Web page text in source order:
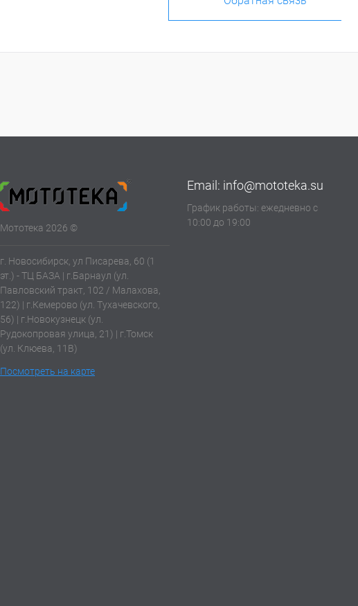
Мототека 2026 ©
г. Новосибирск, ул Писарева, 60 (1
эт.) - ТЦ БАЗА | г.Барнаул (ул.
Павловский тракт, 102 / Малахова,
122) | г.Кемерово (ул. Тухачевского,
56) | г.Новокузнецк (ул.
Рудокопровая улица, 21) | г.Томск
(ул. Клюева, 11В)
Посмотреть на карте
Email: info@mototeka.su
График работы: ежедневно с
10:00 до 19:00